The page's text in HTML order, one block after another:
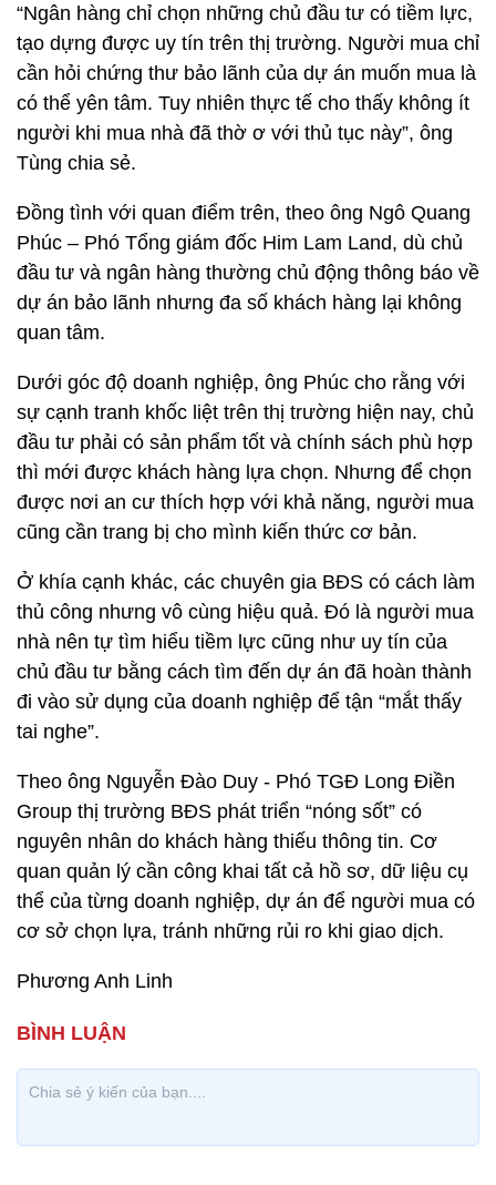
“Ngân hàng chỉ chọn những chủ đầu tư có tiềm lực,
tạo dựng được uy tín trên thị trường. Người mua chỉ
cần hỏi chứng thư bảo lãnh của dự án muốn mua là
có thể yên tâm. Tuy nhiên thực tế cho thấy không ít
người khi mua nhà đã thờ ơ với thủ tục này”, ông
Tùng chia sẻ.
Đồng tình với quan điểm trên, theo ông Ngô Quang
Phúc – Phó Tổng giám đốc Him Lam Land, dù chủ
đầu tư và ngân hàng thường chủ động thông báo về
dự án bảo lãnh nhưng đa số khách hàng lại không
quan tâm.
Dưới góc độ doanh nghiệp, ông Phúc cho rằng với
sự cạnh tranh khốc liệt trên thị trường hiện nay, chủ
đầu tư phải có sản phẩm tốt và chính sách phù hợp
thì mới được khách hàng lựa chọn. Nhưng để chọn
được nơi an cư thích hợp với khả năng, người mua
cũng cần trang bị cho mình kiến thức cơ bản.
Ở khía cạnh khác, các chuyên gia BĐS có cách làm
thủ công nhưng vô cùng hiệu quả. Đó là người mua
nhà nên tự tìm hiểu tiềm lực cũng như uy tín của
chủ đầu tư bằng cách tìm đến dự án đã hoàn thành
đi vào sử dụng của doanh nghiệp để tận “mắt thấy
tai nghe”.
Theo ông Nguyễn Đào Duy - Phó TGĐ Long Điền
Group thị trường BĐS phát triển “nóng sốt” có
nguyên nhân do khách hàng thiếu thông tin. Cơ
quan quản lý cần công khai tất cả hồ sơ, dữ liệu cụ
thể của từng doanh nghiệp, dự án để người mua có
cơ sở chọn lựa, tránh những rủi ro khi giao dịch.
Phương Anh Linh